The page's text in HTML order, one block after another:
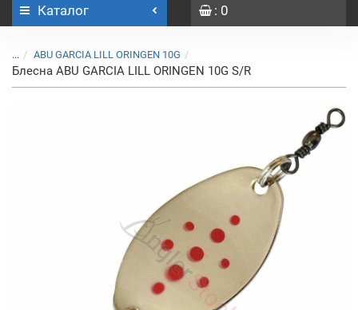
Каталог : 0
... ABU GARCIA LILL ORINGEN 10G
Блесна ABU GARCIA LILL ORINGEN 10G S/R